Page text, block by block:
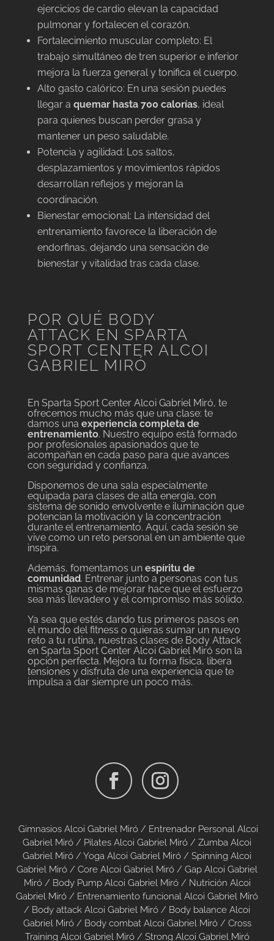
ejercicios de cardio elevan la capacidad
pulmonar y fortalecen el corazón.
Fortalecimiento muscular completo: El
trabajo simultáneo de tren superior e inferior
mejora la fuerza general y tonifica el cuerpo.
Alto gasto calórico: En una sesión puedes
llegar a quemar hasta 700 calorías, ideal
para quienes buscan perder grasa y
mantener un peso saludable.
Potencia y agilidad: Los saltos,
desplazamientos y movimientos rápidos
desarrollan reflejos y mejoran la
coordinación.
Bienestar emocional: La intensidad del
entrenamiento favorece la liberación de
endorfinas, dejando una sensación de
bienestar y vitalidad tras cada clase.
POR QUÉ BODY
ATTACK EN SPARTA
SPORT CENTER ALCOI
GABRIEL MIRÓ
En Sparta Sport Center Alcoi Gabriel Miró, te
ofrecemos mucho más que una clase: te
damos una experiencia completa de
entrenamiento. Nuestro equipo está formado
por profesionales apasionados que te
acompañan en cada paso para que avances
con seguridad y confianza.
Disponemos de una sala especialmente
equipada para clases de alta energía, con
sistema de sonido envolvente e iluminación que
potencian la motivación y la concentración
durante el entrenamiento. Aquí, cada sesión se
vive como un reto personal en un ambiente que
inspira.
Además, fomentamos un espíritu de
comunidad. Entrenar junto a personas con tus
mismas ganas de mejorar hace que el esfuerzo
sea más llevadero y el compromiso más sólido.
Ya sea que estés dando tus primeros pasos en
el mundo del fitness o quieras sumar un nuevo
reto a tu rutina, nuestras clases de Body Attack
en Sparta Sport Center Alcoi Gabriel Miró son la
opción perfecta. Mejora tu forma física, libera
tensiones y disfruta de una experiencia que te
impulsa a dar siempre un poco más.
Gimnasios Alcoi Gabriel Miró / Entrenador Personal Alcoi
Gabriel Miró / Pilates Alcoi Gabriel Miró / Zumba Alcoi
Gabriel Miró / Yoga Alcoi Gabriel Miró / Spinning Alcoi
Gabriel Miró / Core Alcoi Gabriel Miró / Gap Alcoi Gabriel
Miró/ Body Pump Alcoi Gabriel Miró/ Nutrición Alcoi
Gabriel Miró / Entrenamiento funcional Alcoi Gabriel Miró
/ Body attack Alcoi Gabriel Miró / Body balance Alcoi
Gabriel Miró/ Body combat Alcoi Gabriel Miró/ Cross
Training Alcoi Gabriel Miró/ Strong Alcoi Gabriel Miró